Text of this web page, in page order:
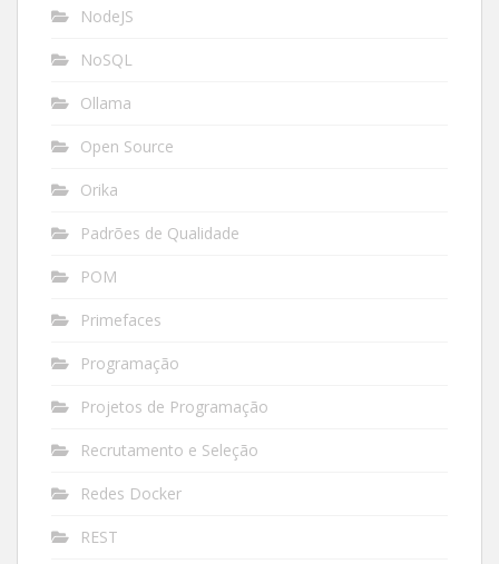
NodeJS
NoSQL
Ollama
Open Source
Orika
Padrões de Qualidade
POM
Primefaces
Programação
Projetos de Programação
Recrutamento e Seleção
Redes Docker
REST